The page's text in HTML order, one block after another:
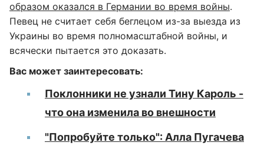
образом оказался в Германии во время войны.
Певец не считает себя беглецом из-за выезда из
Украины во время полномасштабной войны, и
всячески пытается это доказать.
Вас может заинтересовать:
Поклонники не узнали Тину Кароль -
что она изменила во внешности
"Попробуйте только": Алла Пугачева